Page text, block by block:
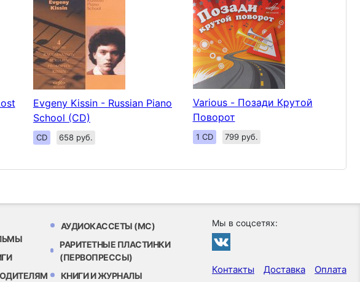
Evgeny Kissin - Russian Piano
School (CD)
CD 658 руб.
Various - Позади Крутой
Поворот
1 CD 799 руб.
АУДИОКАССЕТЫ (MC)
РАРИТЕТНЫЕ ПЛАСТИНКИ
(ПЕРВОПРЕССЫ)
КНИГИ И ЖУРНАЛЫ
Мы в соцсетях:
Контакты Доставка Оплата